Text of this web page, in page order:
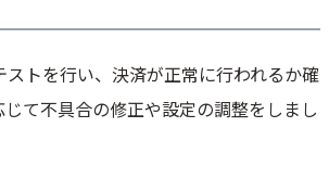
ストを行い、決済が正常に行われるか確
て不具合の修正や設定の調整をしまし